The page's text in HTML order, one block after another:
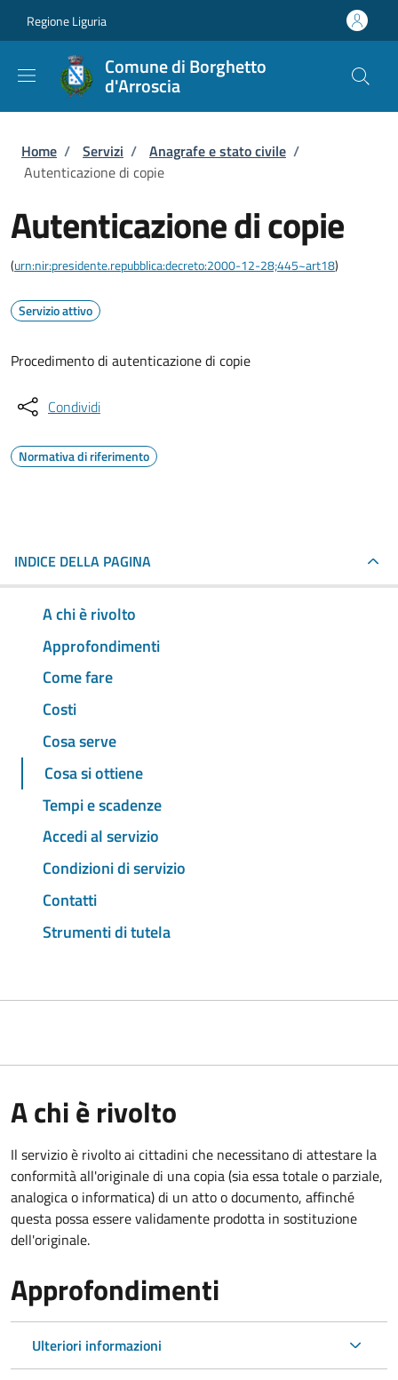
Regione Liguria
Comune di Borghetto
d'Arroscia
Briciole di pane
Home / Servizi / Anagrafe e stato civile /
Autenticazione di copie
Autenticazione di copie
(urn:nir:presidente.repubblica:decreto:2000-12-28;445~art18)
Servizio attivo
Procedimento di autenticazione di copie
Condividi
Normativa di riferimento
INDICE DELLA PAGINA
A chi è rivolto
Approfondimenti
Come fare
Costi
Cosa serve
Cosa si ottiene
Tempi e scadenze
Accedi al servizio
Condizioni di servizio
Contatti
Strumenti di tutela
A chi è rivolto
Il servizio è rivolto ai cittadini che necessitano di attestare la
conformità all'originale di una copia (sia essa totale o parziale,
analogica o informatica) di un atto o documento, affinché
questa possa essere validamente prodotta in sostituzione
dell'originale.
Approfondimenti
Ulteriori informazioni